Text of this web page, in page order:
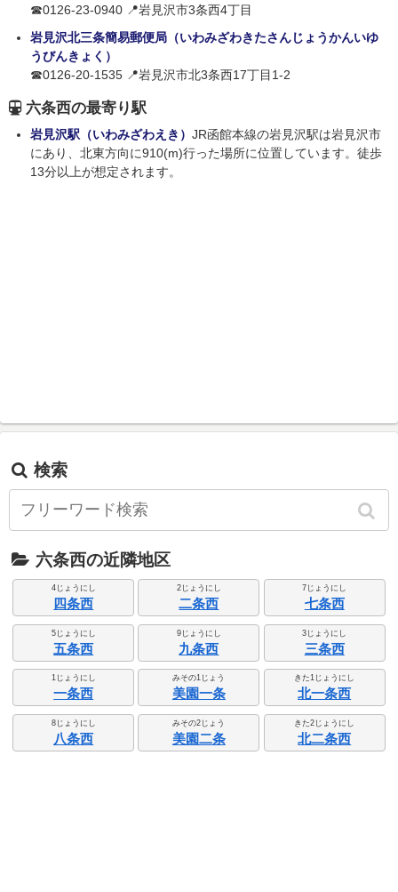
☎0126-23-0940 📍岩見沢市3条西4丁目
岩見沢北三条簡易郵便局（いわみざわきたさんじょうかんいゆ
うびんきょく）
☎0126-20-1535 📍岩見沢市北3条西17丁目1-2
六条西の最寄り駅
岩見沢駅（いわみざわえき） JR函館本線の岩見沢駅は岩見沢市
にあり、北東方向に910(m)行った場所に位置しています。徒歩
13分以上が想定されます。
検索
六条西の近隣地区
4じょうにし
四条西
2じょうにし
二条西
7じょうにし
七条西
5じょうにし
五条西
9じょうにし
九条西
3じょうにし
三条西
1じょうにし
一条西
みその1じょう
美園一条
きた1じょうにし
北一条西
8じょうにし
八条西
みその2じょう
美園二条
きた2じょうにし
北二条西